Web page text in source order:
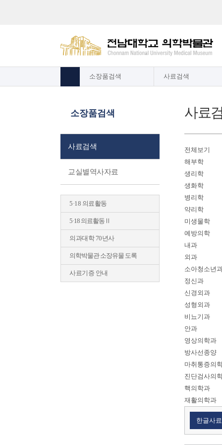
소장품검색 사료검색
소장품검색
사료검색
교실별역사자료
5·18 의료활동
5·18 의료활동Ⅱ
의과대학 70년사
의학박물관 소장유물 도록
사료기증 안내
사료
전체보기
해부학
생리학
생화학
병리학
약리학
미생물학
예방의학
내과
외과
소아청소년
정신과
신경외과
성형외과
비뇨기과
안과
영상의학과
방사선종양
마취통증의
진단검사의
핵의학과
재활의학과
한글사